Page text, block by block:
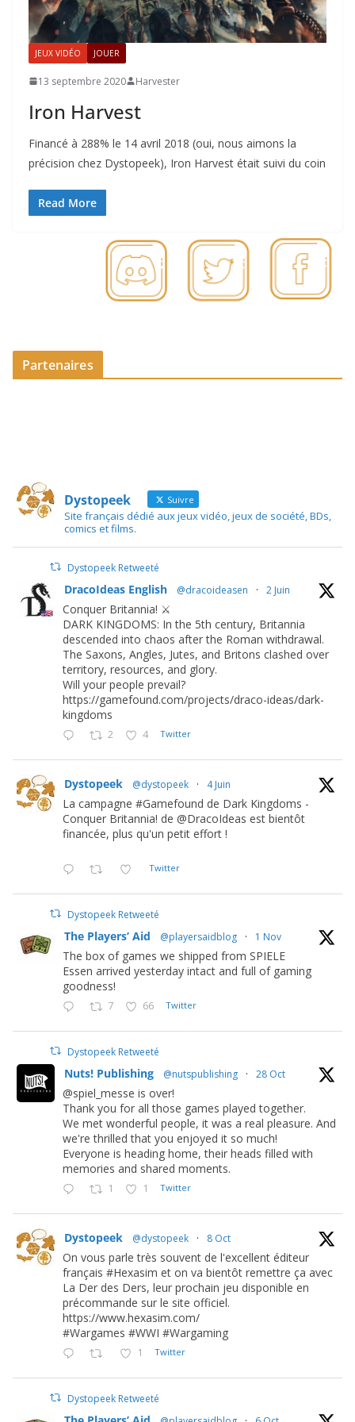
JEUX VIDÉO JOUER
13 septembre 2020 Harvester
Iron Harvest
Financé à 288% le 14 avril 2018 (oui, nous aimons la
précision chez Dystopeek), Iron Harvest était suivi du coin
Read More
Partenaires
Dystopeek Suivre
Site français dédié aux jeux vidéo, jeux de société, BDs,
comics et films.
Dystopeek Retweeté
DracoIdeas English @dracoideasen · 2 Juin
Conquer Britannia! ⚔️
DARK KINGDOMS: In the 5th century, Britannia
descended into chaos after the Roman withdrawal.
The Saxons, Angles, Jutes, and Britons clashed over
territory, resources, and glory.
Will your people prevail?
https://gamefound.com/projects/draco-ideas/dark-
kingdoms
2 4 Twitter
Dystopeek @dystopeek · 4 Juin
La campagne #Gamefound de Dark Kingdoms -
Conquer Britannia! de @DracoIdeas est bientôt
financée, plus qu'un petit effort !
Twitter
Dystopeek Retweeté
The Players’ Aid @playersaidblog · 1 Nov
The box of games we shipped from SPIELE
Essen arrived yesterday intact and full of gaming
goodness!
7 66 Twitter
Dystopeek Retweeté
Nuts! Publishing @nutspublishing · 28 Oct
@spiel_messe is over!
Thank you for all those games played together.
We met wonderful people, it was a real pleasure. And
we're thrilled that you enjoyed it so much!
Everyone is heading home, their heads filled with
memories and shared moments.
1 1 Twitter
Dystopeek @dystopeek · 8 Oct
On vous parle très souvent de l'excellent éditeur
français #Hexasim et on va bientôt remettre ça avec
La Der des Ders, leur prochain jeu disponible en
précommande sur le site officiel.
https://www.hexasim.com/
#Wargames #WWI #Wargaming
1 Twitter
Dystopeek Retweeté